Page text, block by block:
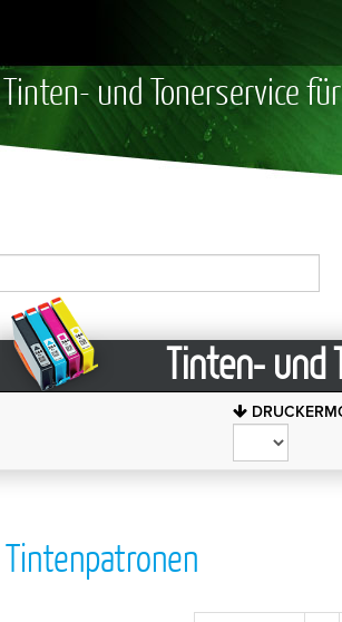
Tinten- und Tonerservice
Tinten- und
Tintenpatronen